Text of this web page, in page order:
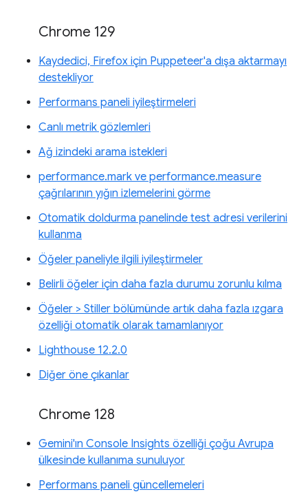
Chrome 129
Kaydedici, Firefox için Puppeteer'a dışa aktarmayı
destekliyor
Performans paneli iyileştirmeleri
Canlı metrik gözlemleri
Ağ izindeki arama istekleri
performance.mark ve performance.measure
çağrılarının yığın izlemelerini görme
Otomatik doldurma panelinde test adresi verilerini
kullanma
Öğeler paneliyle ilgili iyileştirmeler
Belirli öğeler için daha fazla durumu zorunlu kılma
Öğeler > Stiller bölümünde artık daha fazla ızgara
özelliği otomatik olarak tamamlanıyor
Lighthouse 12.2.0
Diğer öne çıkanlar
Chrome 128
Gemini'ın Console Insights özelliği çoğu Avrupa
ülkesinde kullanıma sunuluyor
Performans paneli güncellemeleri